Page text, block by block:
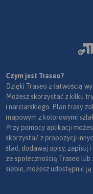
Czym jest Traseo?
Dzięki Traseo z łatwością
Możesz skorzystać z kilku
i narciarskiego. Plan trasy
mapowym z kolorowymi
Przy pomocy aplikacji
skorzystać z propozycji
ślad, dodawaj opisy, zapisuj
ze społecznością Traseo
siebie, możesz udostępnić